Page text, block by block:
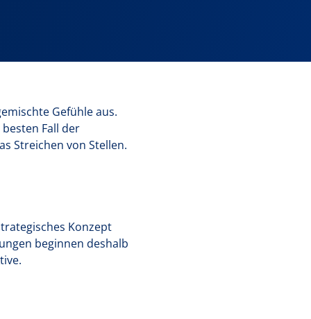
Gefühle aus.
Fall der
Streichen von Stellen.
Konzept
beginnen deshalb